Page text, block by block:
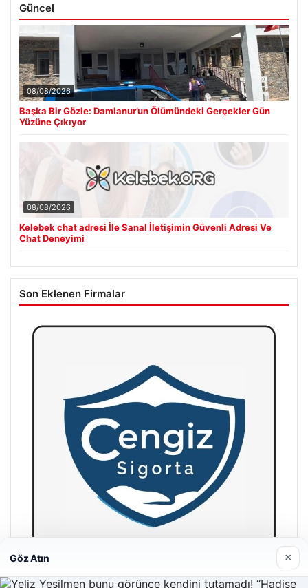
Güncel
08/08/2026
Başka Bir Gözle: Damlanur’un Ölümündeki Gerçekler Gün
Yüzüne Çıkıyor
08/08/2026
Kelebek chat adresi İle Sanal İletişimin Güvenli Adresi Ve
Chat Deneyimi
Son Eklenen Firmalar
Göz Atın ×